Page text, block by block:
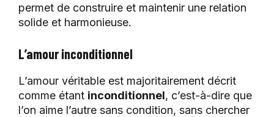
permet de construire et maintenir une relation
solide et harmonieuse.
L’amour inconditionnel
L’amour véritable est majoritairement décrit
comme étant inconditionnel, c’est-à-dire que
l’on aime l’autre sans condition, sans chercher